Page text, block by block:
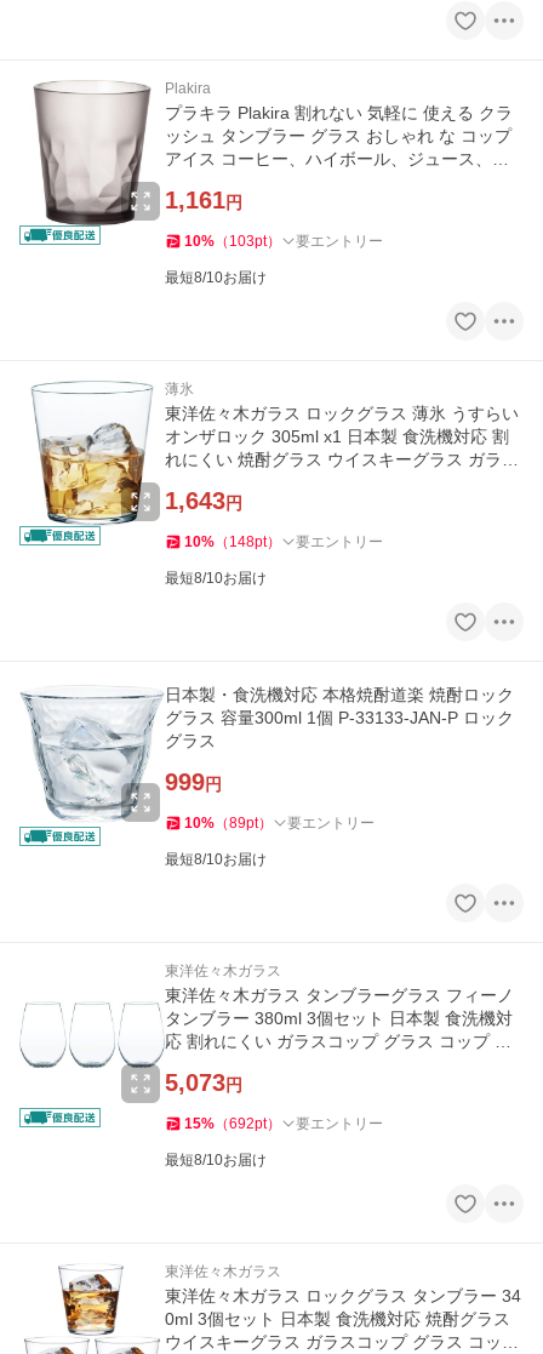
Plakira
プラキラ Plakira 割れない 気軽に 使える クラ
ッシュ タンブラー グラス おしゃれ な コップ
アイス コーヒー、ハイボール、ジュース、ビ
1,161円
10% （ 103pt） 要エントリー
最短8/10お届け
薄氷
東洋佐々木ガラス ロックグラス 薄氷 うすらい
オンザロック 305ml x1 日本製 食洗機対応 割
れにくい 焼酎グラス ウイスキーグラス ガラス
1,643円
10% （ 148pt） 要エントリー
最短8/10お届け
日本製・食洗機対応 本格焼酎道楽 焼酎ロック
グラス 容量300ml 1個 P-33133-JAN-P ロック
グラス
999円
10% （89pt） 要エントリー
最短8/10お届け
東洋佐々木ガラス
東洋佐々木ガラス タンブラーグラス フィーノ
タンブラー 380ml 3個セット 日本製 食洗機対
応 割れにくい ガラスコップ グラス コップ ビ
5,073円
15% （692pt） 要エントリー
最短8/10お届け
東洋佐々木ガラス
東洋佐々木ガラス ロックグラス タンブラー 34
0ml 3個セット 日本製 食洗機対応 焼酎グラス
ウイスキーグラス ガラスコップ グラス コップ